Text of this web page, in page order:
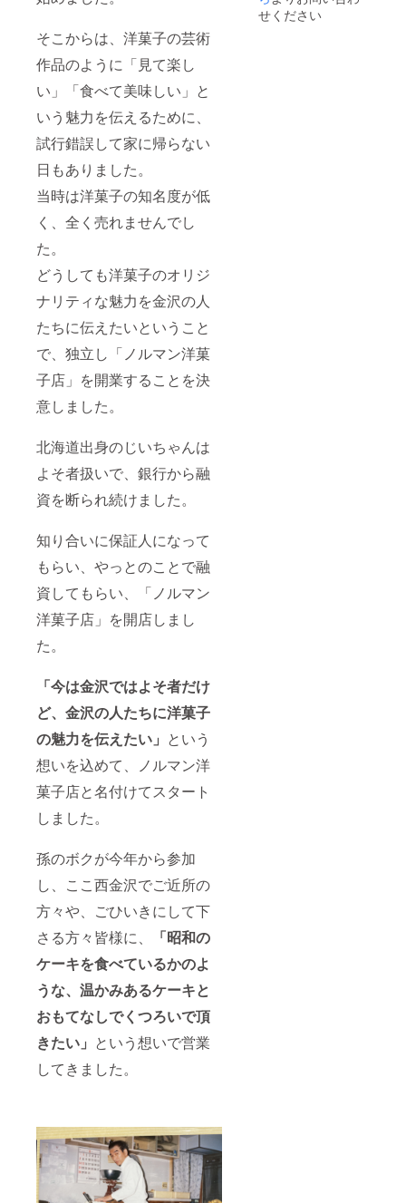
そこからは、洋菓子の芸術
作品のように「見て楽し
い」「食べて美味しい」と
いう魅力を伝えるために、
試行錯誤して家に帰らない
日もありました。
当時は洋菓子の知名度が低
く、全く売れませんでし
た。
どうしても洋菓子のオリジ
ナリティな魅力を金沢の人
たちに伝えたいということ
で、独立し「ノルマン洋菓
子店」を開業することを決
意しました。
北海道出身のじいちゃんは
よそ者扱いで、銀行から融
資を断られ続けました。
知り合いに保証人になって
もらい、やっとのことで融
資してもらい、「ノルマン
洋菓子店」を開店しまし
た。
「今は金沢ではよそ者だけ
ど、金沢の人たちに洋菓子
の魅力を伝えたい」 という
想いを込めて、ノルマン洋
菓子店と名付けてスタート
しました。
孫のボクが今年から参加
し、ここ西金沢でご近所の
方々や、ごひいきにして下
さる方々皆様に、
「昭和の
ケーキを食べているかのよ
うな、温かみあるケーキと
おもてなしでくつろいで頂
きたい」 という想いで営業
してきました。
掲載さ
せてい
せください